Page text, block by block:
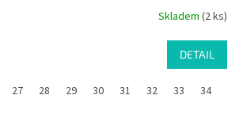
Skladem (2 ks)
DETAIL
27 28 29 30 31 32 33 34